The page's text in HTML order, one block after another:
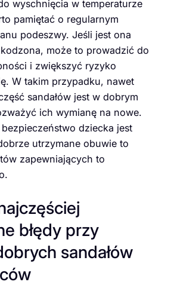
wyschnięcia w temperaturze
pamiętać o regularnym
podeszwy. Jeśli jest ona
może to prowadzić do
i zwiększyć ryzyko
W takim przypadku, nawet
sandałów jest w dobrym
ich wymianę na nowe.
bezpieczeństwo dziecka jest
utrzymane obuwie to
zapewniających to
błędy przy
sandałów